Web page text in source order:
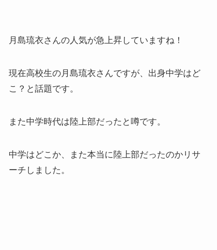
月島琉衣さんの人気が急上昇していますね！
現在高校生の月島琉衣さんですが、出身中学はど
こ？と話題です。
また中学時代は陸上部だったと噂です。
中学はどこか、また本当に陸上部だったのかリサ
ーチしました。